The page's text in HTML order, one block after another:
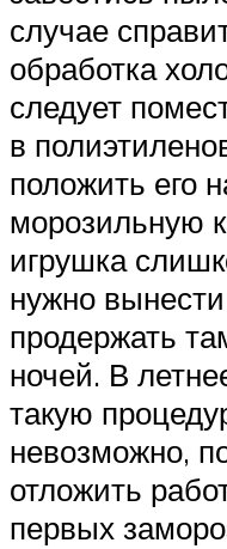
случае
обработка
следует
в
положить его
морозильную
игрушка
нужно
продержать
ночей. В
такую
невозможно,
отложить
первых